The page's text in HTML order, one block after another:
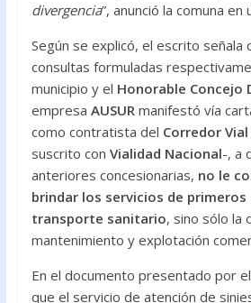
divergencia”, anunció la comuna
Según se explicó, el escrito señala
consultas formuladas
municipio y el Honorable Concejo
empresa AUSURmanifestó vía
como contratista del Corredor Vial
suscrito con Vialidad Nacional-, a
anteriores concesionarias, no le
brindar los servicios de primeros
transporte sanitario, sino sólo la
mantenimiento y explotación
En el documento presentado por
que el servicio de atención de